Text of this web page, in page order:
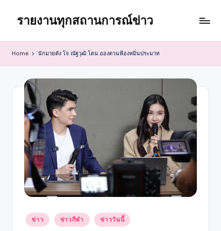
content
รายงานทุกสถานการณ์ข่าว
Home นักมวยดัง โจ ณัฐวุฒิ โดน อองตวนฟ้องหมิ่นประมาท
Posted
in
ข่าว ข่าวกีฬา ข่าววันนี้